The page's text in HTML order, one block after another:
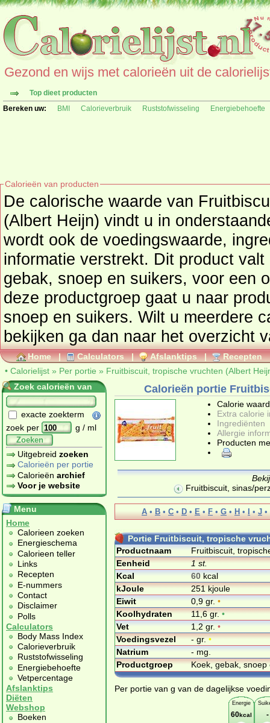
Gezond en wijs met calorieën uit de
Top dieet producten
Bereken uw:
BMI Calorieverbruik Ruststofwisseling Energiebehoefte
Calorieën van producten
De calorische waarde van
(Albert Heijn) vindt u in
wordt ook de voedingswaarde,
informatie verstrekt. Dit
gebak, snoep en suikers, voor een overzicht van producten uit
deze productgroep gaat u naar
snoep en suikers. Wilt u meerdere
bekijken ga dan naar
Home | Calculators | Afslanktips | Recepten
• Calorielijst » Per portie » Fruitbiscuit, tropische vruchten (Albert
Zoek calorieën van
exacte zoekterm
zoek per
g / ml
Zoeken
Uitgebreid zoeken
Calorieën per portie
Calorieën archief
Voor je website
Menu
Home
Calorieen zoeken
Energieschema
Calorieen teller
Links
Recepten
E-nummers
Contact
Disclaimer
Polls
Calculators
Body Mass Index
Calorieverbruik
Ruststofwisseling
Energiebehoefte
Vetpercentage
Afslanktips
Diëten
Webshop
Boeken
Calorieën portie
Calorie
Extra calorie
Ingrediënten
Allergie
Producten
Fruitbiscuit, sinas/
A • B • C • D • E • F • G • H • I • J •
Portie Fruitbiscuit, tropische
Productnaam
Fruitbiscuit,
Eenheid
1 st.
Kcal
60 kcal
kJoule
251 kjoule
Eiwit
0,9 gr. •
Koolhydraten
11,6 gr.•
Vet
1,2 gr. •
Voedingsvezel
- gr.•
Natrium
- mg.
Productgroep
Koek, gebak,
Per portie van g van de dagelijkse
Energie
60kcal
-